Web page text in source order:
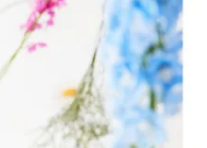
サービス開発
誌出版